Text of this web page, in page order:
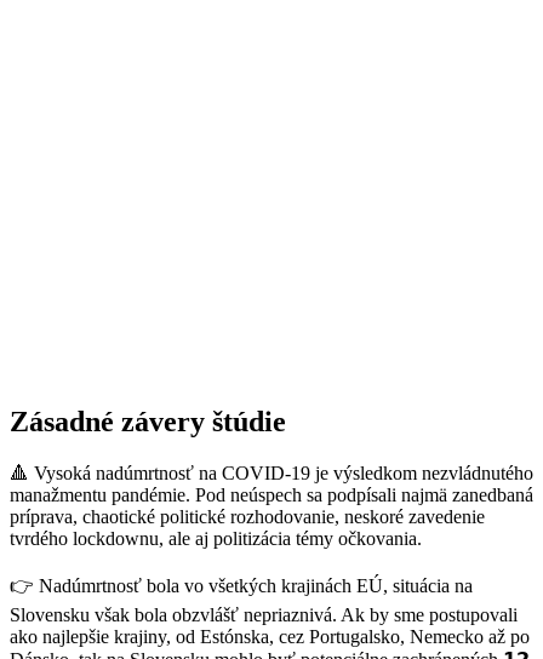
Zásadné závery štúdie
🔺 Vysoká nadúmrtnosť na COVID-19 je výsledkom nezvládnutého
manažmentu pandémie. Pod neúspech sa podpísali najmä zanedbaná
príprava, chaotické politické rozhodovanie, neskoré zavedenie
tvrdého lockdownu, ale aj politizácia témy očkovania.
👉 Nadúmrtnosť bola vo všetkých krajinách EÚ, situácia na
Slovensku však bola obzvlášť nepriaznivá. Ak by sme postupovali
ako najlepšie krajiny, od Estónska, cez Portugalsko, Nemecko až po